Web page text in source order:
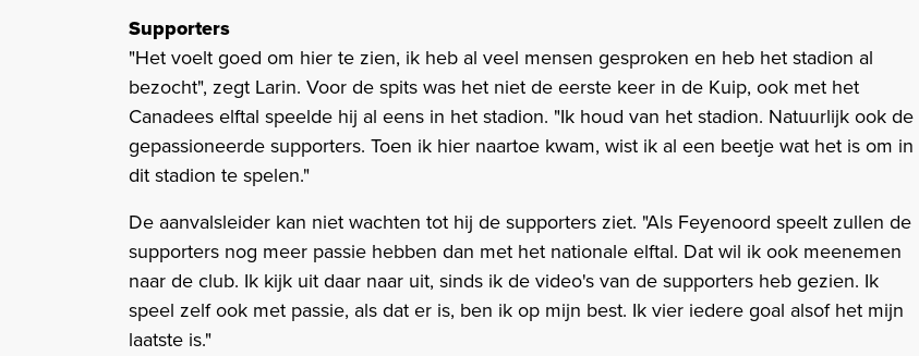
Supporters
"Het voelt goed om hier te zien, ik heb al veel mensen gesproken en heb het stadion al
bezocht", zegt Larin. Voor de spits was het niet de eerste keer in de Kuip, ook met het
Canadees elftal speelde hij al eens in het stadion. "Ik houd van het stadion. Natuurlijk ook de
gepassioneerde supporters. Toen ik hier naartoe kwam, wist ik al een beetje wat het is om in
dit stadion te spelen."
De aanvalsleider kan niet wachten tot hij de supporters ziet. "Als Feyenoord speelt zullen de
supporters nog meer passie hebben dan met het nationale elftal. Dat wil ik ook meenemen
naar de club. Ik kijk uit daar naar uit, sinds ik de video's van de supporters heb gezien. Ik
speel zelf ook met passie, als dat er is, ben ik op mijn best. Ik vier iedere goal alsof het mijn
laatste is."